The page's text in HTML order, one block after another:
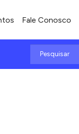
Fale Conosco